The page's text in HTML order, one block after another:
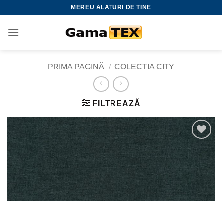
content
MEREU ALATURI DE TINE
PRIMA PAGINĂ / COLECTIA CITY
FILTREAZĂ
Adauga
favorite